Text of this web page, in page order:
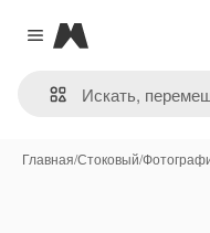
Close menu
Magnific
Главная/Стоковый/